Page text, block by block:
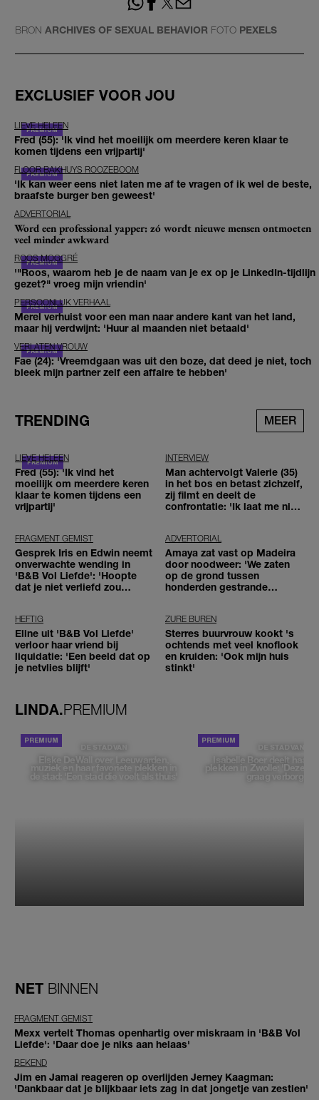
BRON ARCHIVES OF SEXUAL BEHAVIOR FOTO PEXELS
EXCLUSIEF VOOR JOU
LIEVE HELEEN
Fred (55): 'Ik vind het moeilijk om meerdere keren klaar te
komen tijdens een vrijpartij'
FLOOR BAKHUYS ROOZEBOOM
'Ik kan weer eens niet laten me af te vragen of ik wel de beste,
braafste burger ben geweest'
ADVERTORIAL
Word een professional yapper: zó wordt nieuwe mensen ontmoeten
veel minder awkward
ROOS MOGGRÉ
'"Roos, waarom heb je de naam van je ex op je LinkedIn-tijdlijn
gezet?" vroeg mijn vriendin'
PERSOONLIJK VERHAAL
Merel verhuist voor een man naar andere kant van het land,
maar hij verdwijnt: 'Huur al maanden niet betaald'
VERLATEN VROUW
Fae (24): 'Vreemdgaan was uit den boze, dat deed je niet, toch
bleek mijn partner zelf een affaire te hebben'
TRENDING MEER
LIEVE HELEEN
Fred (55): 'Ik vind het
moeilijk om meerdere keren
klaar te komen tijdens een
vrijpartij'
INTERVIEW
Man achtervolgt Valerie (35)
in het bos en betast zichzelf,
zij filmt en deelt de
confrontatie: 'Ik laat me niet
FRAGMENT GEMIST
Gesprek Iris en Edwin neemt
onverwachte wending in
'B&B Vol Liefde': 'Hoopte
dat je niet verliefd zou
ADVERTORIAL
Amaya zat vast op Madeira
door noodweer: 'We zaten
op de grond tussen
honderden gestrande
HEFTIG
Eline uit 'B&B Vol Liefde'
verloor haar vriend bij
liquidatie: 'Een beeld dat op
je netvlies blijft'
ZURE BUREN
Sterres buurvrouw kookt 's
ochtends met veel knoflook
en kruiden: 'Ook mijn huis
stinkt'
LINDA.PREMIUM
DE STAD VAN
Elske DeWall over Leeuwarden,
muziek en haar favoriete plekken in
de stad: 'Een stad die voelt als thuis'
DE STAD VAN
Isabelle Boer deelt haar
plekken in Zwolle: 'Deze
graag verborgen'
NET BINNEN
FRAGMENT GEMIST
Mexx vertelt Thomas openhartig over miskraam in 'B&B Vol
Liefde': 'Daar doe je niks aan helaas'
BEKEND
Jim en Jamai reageren op overlijden Jerney Kaagman:
'Dankbaar dat je blijkbaar iets zag in dat jongetje van zestien'